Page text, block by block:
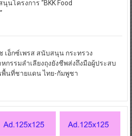
นโครงการ “BKK Food
เอ็กซ์เพรส สนับสนุน กระทรวง
กรรมลำเลียงถุงยังชีพส่งถึงมือผู้ประสบ
พื้นที่ชายแดน ไทย-กัมพูชา